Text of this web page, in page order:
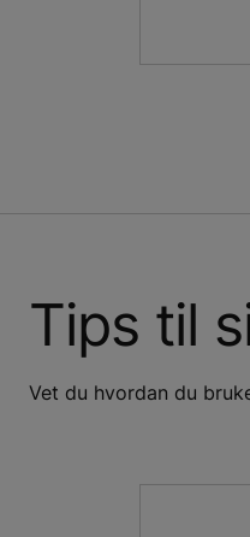
Tips til
Vet du hvordan du